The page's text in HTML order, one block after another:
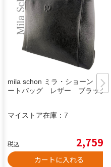
mila schon ミラ・ショーン ト
ートバッグ レザー ブラック
マイストア在庫： 7
税込 2,759
カートに入れる